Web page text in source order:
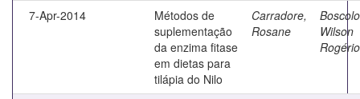
7-Apr-2014
Métodos de
suplementação
da enzima fitase
em dietas para
tilápia do Nilo
Carradore,
Rosane
Wilson
Rogério